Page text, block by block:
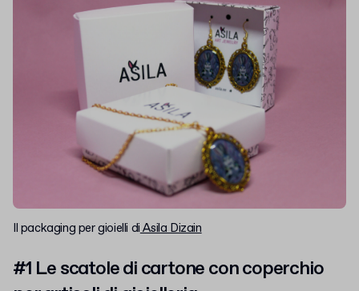
Il packaging per gioielli diAsila Dizain
#1 Le scatole di cartone con coperchio